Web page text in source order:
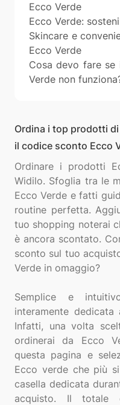
Ecco Verde
Ecco Verde:
Skincare e
Ecco Verde
Cosa devo fare
Verde non
Ordina i top prodotti
il codice sconto Ecco
Ordinare i prodotti
Widilo. Sfoglia tra le
Ecco Verde e fatti
routine perfetta.
tuo shopping noterai
è ancora scontato.
sconto sul tuo
Verde in omaggio?
Semplice e
interamente
Infatti, una volta
ordinerai da Ecco
questa pagina e
Ecco verde che più
casella dedicata
acquisto. Il totale